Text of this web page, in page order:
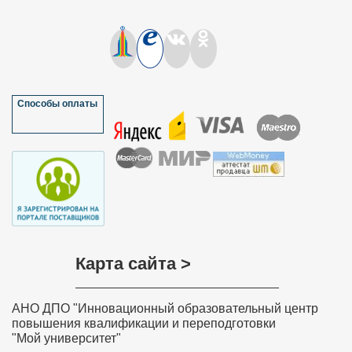
«Наполним красками обучение». Своим коллегам я
порекомендовала Ваш сайт не только педагогам
колледжа, но и педагогам края, так кА на базе нашего
колледжа проходил Фестиваль педагогических идей.
Мазулёва Ольга Ивановна, учитель
математики МОУ “Петропавловская
основная общеобразовательная школа”
Краснозерского района Новосибирской
области
Хочу выразить слова благодарности всем, кто
необходимы в повседневной преподавательской
Вашем курсе, будет очень полезна в моей
сказать, что все знания и теоретические навыки,
представленные в этом курсе, будут применяться
мной на практике в полном объеме. Я буду рада
принять участие в новых курсах, которые вы будете
Способы оплаты
Карта сайта >
АНО ДПО "Инновационный образовательный центр
повышения квалификации и переподготовки
"Мой университет"